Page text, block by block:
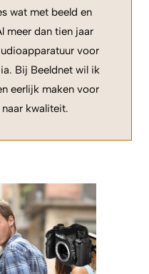
wat met beeld en
meer dan tien jaar
voor
Bij Beeldnet wil ik
eerlijk maken voor
kwaliteit.